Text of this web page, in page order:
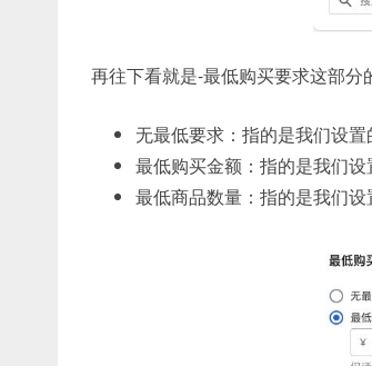
再往下看就是-最低购买要求这部分
无最低要求：指的是我们设置
最低购买金额：指的是我们设
最低商品数量：指的是我们设